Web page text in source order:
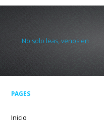
No solo leas, venos en
PAGES
Inicio